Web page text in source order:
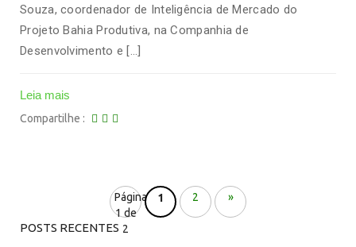
Souza, coordenador de Inteligência de Mercado do
Projeto Bahia Produtiva, na Companhia de
Desenvolvimento e […]
Leia mais
Compartilhe
Página
1 de
2
1 2 »
POSTS RECENTES